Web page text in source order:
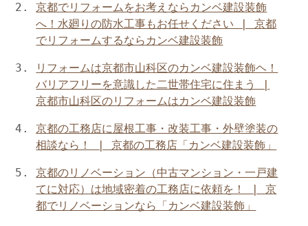
京都でリフォームをお考えならカンベ建設装飾
へ！水廻りの防水工事もお任せください | 京都
でリフォームするならカンベ建設装飾
リフォームは京都市山科区のカンベ建設装飾ヘ！
バリアフリーを意識した二世帯住宅に住まう |
京都市山科区のリフォームはカンベ建設装飾
京都の工務店に屋根工事・改装工事・外壁塗装の
相談なら！ | 京都の工務店「カンベ建設装飾」
京都のリノベーション（中古マンション・一戸建
てに対応）は地域密着の工務店に依頼を！ | 京
都でリノベーションなら「カンベ建設装飾」